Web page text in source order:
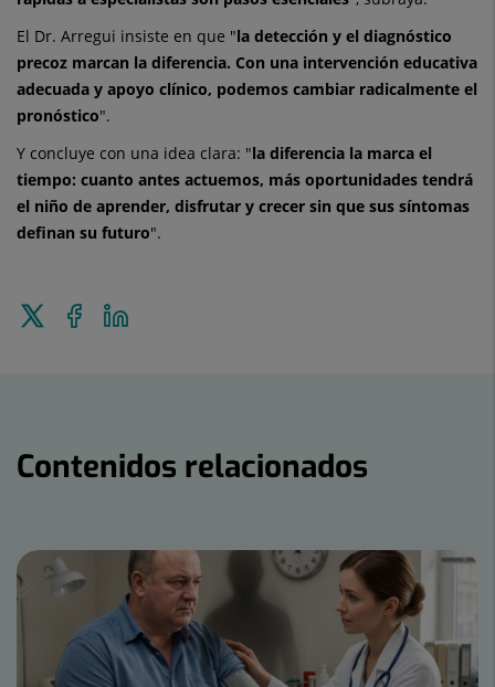
El Dr. Arregui insiste en que "la detección y el diagnóstico
precoz marcan la diferencia. Con una intervención educativa
adecuada y apoyo clínico, podemos cambiar radicalmente el
pronóstico".
Y concluye con una idea clara: "la diferencia la marca el
tiempo: cuanto antes actuemos, más oportunidades tendrá
el niño de aprender, disfrutar y crecer sin que sus síntomas
definan su futuro".
Enviar
Compartir
en
Contenidos relacionados